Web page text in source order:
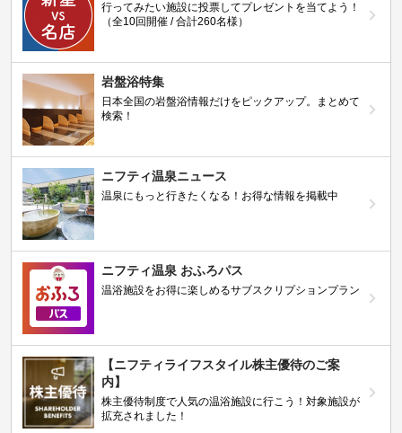
行ってみたい施設に投票してプレゼントを当てよう！
（全10回開催 / 合計260名様）
岩盤浴特集
日本全国の岩盤浴情報だけをピックアップ。まとめて
検索！
ニフティ温泉ニュース
温泉にもっと行きたくなる！お得な情報を掲載中
ニフティ温泉 おふろパス
温浴施設をお得に楽しめるサブスクリプションプラン
【ニフティライフスタイル株主優待のご案
内】
株主優待制度で人気の温浴施設に行こう！対象施設が
拡充されました！